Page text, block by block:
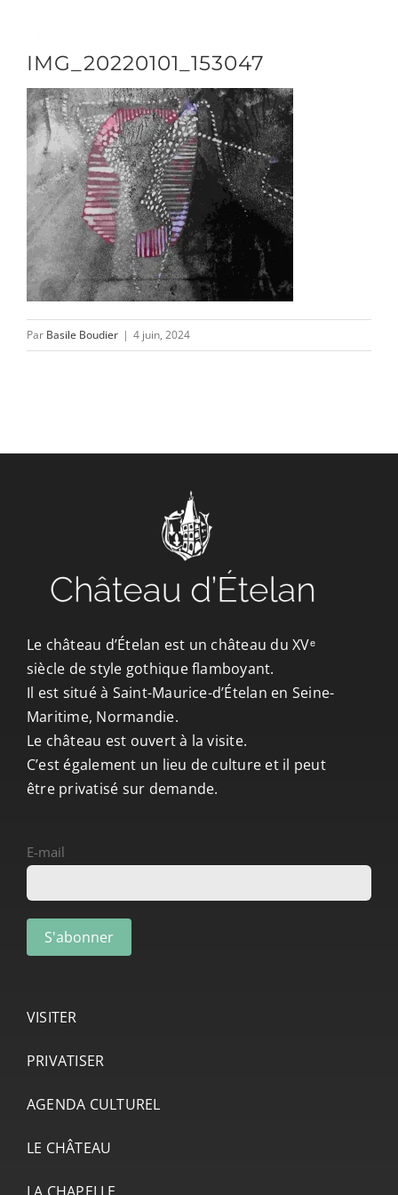
contenu
DÉCOUVRIR
VENIR
NOUS SUIVRE
L’ASSOCIATION
IMG_20220101_153047
Par Basile Boudier | 4 juin, 2024
Le château d’Ételan est un château du XVᵉ
siècle de style gothique flamboyant.
Il est situé à Saint-Maurice-d’Ételan en Seine-
Maritime, Normandie.
Le château est ouvert à la visite.
C’est également un lieu de culture et il peut
être privatisé sur demande.
E-mail
VISITER
PRIVATISER
AGENDA CULTUREL
LE CHÂTEAU
LA CHAPELLE